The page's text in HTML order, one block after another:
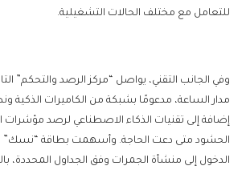
للتعامل مع مختلف الحالات التشغيلية.
وفي الجانب التقني، يواصل “مركز الرصد والتحكم”
مدار الساعة، مدعومًا بشبكة من الكاميرات الذكية
إضافة إلى تقنيات الذكاء الاصطناعي لرصد مؤشرات
الحشود متى دعت الحاجة. وأسهمت بطاقة “نسك”
الدخول إلى منشأة الجمرات وفق الجداول المحددة،